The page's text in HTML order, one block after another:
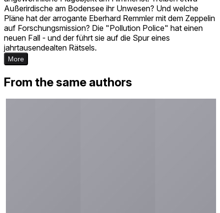
Außerirdische am Bodensee ihr Unwesen? Und welche
Pläne hat der arrogante Eberhard Remmler mit dem Zeppelin
auf Forschungsmission? Die "Pollution Police" hat einen
neuen Fall - und der führt sie auf die Spur eines
jahrtausendealten Rätsels.
More
From the same authors